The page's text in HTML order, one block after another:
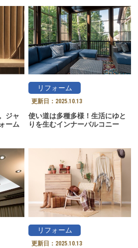
ジャ
ーム
リフォーム
更新日： 2025.10.13
使い道は多種多様！生活にゆと
りを生むインナーバルコニー
リフォーム
更新日： 2025.10.13